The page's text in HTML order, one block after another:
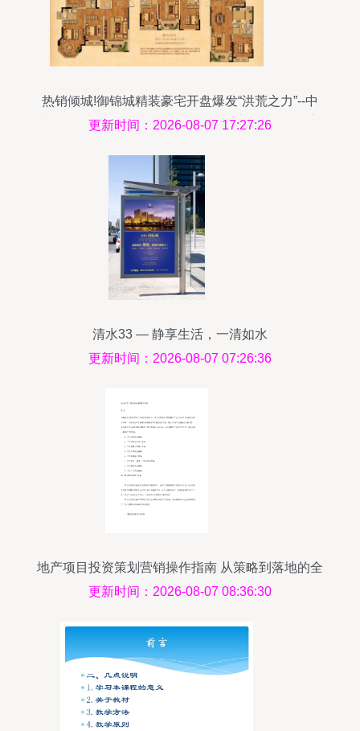
热销倾城!御锦城精装豪宅开盘爆发“洪荒之力”--中
南御锦城--京口-- 镇江房产网_镇江房地产_镇江房
江房地产信息|镇江房地产门户网站|房地产|房产|买
房|租房|镇江|fdc.my0511.com
更新时间：2026-08-07 17:27:26
清水33 — 静享生活，一清如水
更新时间：2026-08-07 07:26:36
地产项目投资策划营销操作指南 从策略到落地的全
流程解析
更新时间：2026-08-07 08:36:30